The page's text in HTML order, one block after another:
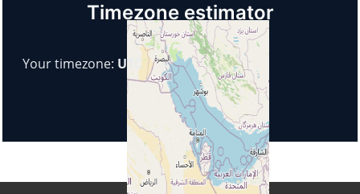
Timezone estimator
Your timezone: UTC